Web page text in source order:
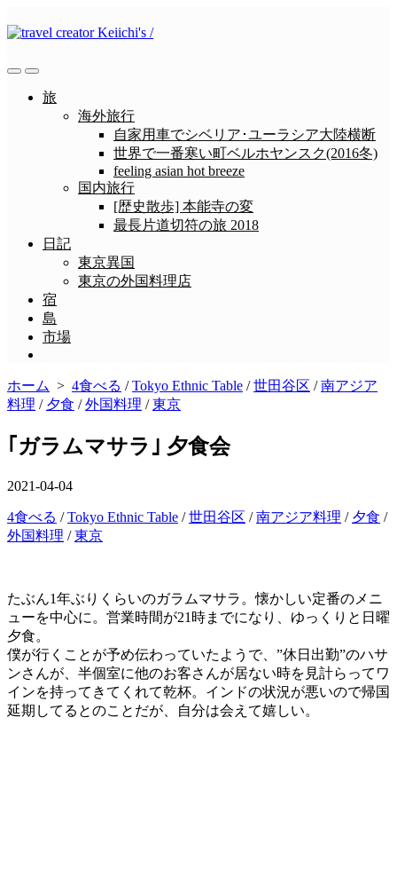
ン
ン
検
メ
ニ 旅
海外旅行
自家用車でシベリア･ユーラシア大陸横断
世界で一番寒い町ベルホヤンスク(2016冬)
feeling asian hot breeze
国内旅行
[歴史散歩] 本能寺の変
最長片道切符の旅 2018
日記
東京異国
東京の外国料理店
宿
島
市場
ュ
ー
じ
ホーム > 4食べる /Tokyo Ethnic Table /世田谷区 /南アジア
料理 / 夕食 /外国料理 /東京
｢ガラムマサラ｣ 夕食会
公
日
2021-04-04
カ
テ
ー
4食べる /Tokyo Ethnic Table /世田谷区 /南アジア料理 / 夕食 /
外国料理 /東京
たぶん1年ぶりくらいのガラムマサラ。懐かしい定番のメニ
ューを中心に。営業時間が21時までになり、ゆっくりと日曜
夕食。
僕が行くことが予め伝わっていたようで、”休日出勤”のハサ
ンさんが、半個室に他のお客さんが居ない時を見計らってワ
インを持ってきてくれて乾杯。インドの状況が悪いので帰国
延期してるとのことだが、自分は会えて嬉しい。